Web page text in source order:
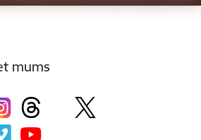
mums